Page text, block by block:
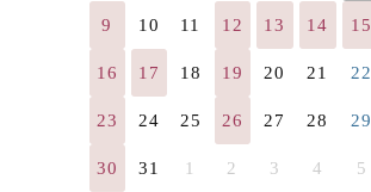
9 10 11 12 13 14 15
16 17 18 19 20 21 22
23 24 25 26 27 28 29
30 31 1 2 3 4 5